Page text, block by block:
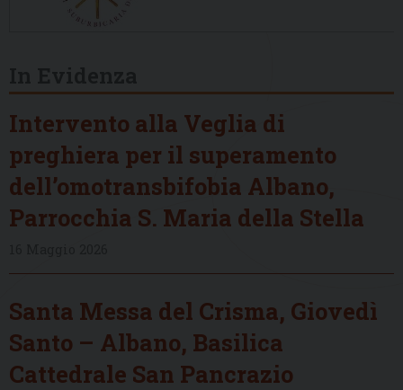
Intervento alla Veglia di
preghiera per il superamento
dell’omotransbifobia Albano,
Parrocchia S. Maria della Stella
Santa Messa del Crisma, Giovedì
Santo – Albano, Basilica
Cattedrale San Pancrazio